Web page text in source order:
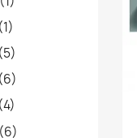
(1)
(5)
(6)
(4)
(6)